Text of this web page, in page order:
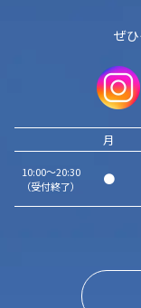
ぜ
月
10:00～20:30
（受付終了）
●